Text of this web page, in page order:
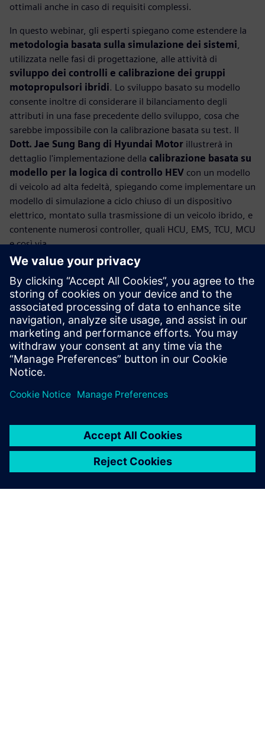
ottimali anche in caso di requisiti complessi.
In questo webinar, gli esperti spiegano come estendere la
metodologia basata sulla simulazione dei sistemi
utilizzata nelle fasi di progettazione, alle attività di
sviluppo dei controlli e calibrazione dei gruppi
motopropulsori ibridi. Lo sviluppo basato su modello
consente inoltre di considerare il bilanciamento degli
attributi in una fase precedente dello sviluppo, cosa che
sarebbe impossibile con la calibrazione basata su test. Il
Dott. Jae Sung Bang di Hyundai Motor illustrerà in
dettaglio l'implementazione della calibrazione basata su
modello per la logica di controllo HEV con un modello
di veicolo ad alta fedeltà, spiegando come implementare un
modello di simulazione a ciclo chiuso di un dispositivo
elettrico, montato sulla trasmissione di un veicolo ibrido, e
contenente numerosi controller, quali HCU, EMS, TCU, MCU
e così via.
Relatore
SIEMENS DIGITAL INDUSTRIES SOFTWARE
Landry Saussol
Simcenter System Simulation Business
Developer